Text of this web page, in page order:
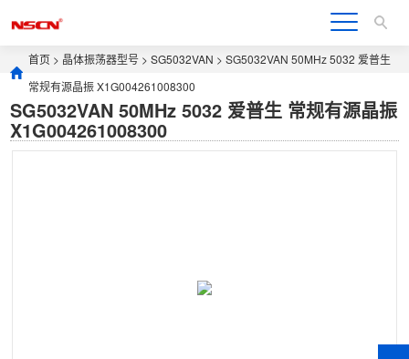
首页 > 晶体振荡器型号 >SG5032VAN > SG5032VAN 50MHz 5032 爱普生
常规有源晶振 X1G004261008300
SG5032VAN 50MHz 5032 爱普生 常规有源晶振
X1G004261008300